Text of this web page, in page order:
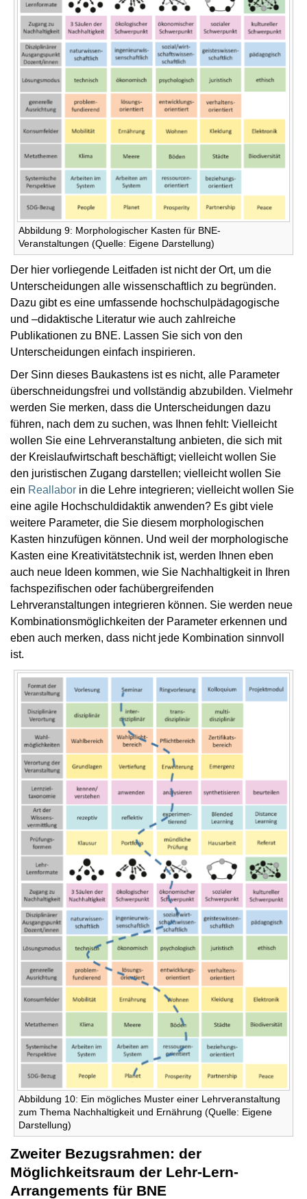
Abbildung 9: Morphologischer Kasten für BNE-
Veranstaltungen (Quelle: Eigene Darstellung)
Der hier vorliegende Leitfaden ist nicht der Ort, um die
Unterscheidungen alle wissenschaftlich zu begründen.
Dazu gibt es eine umfassende hochschulpädagogische
und –didaktische Literatur wie auch zahlreiche
Publikationen zu BNE. Lassen Sie sich von den
Unterscheidungen einfach inspirieren.
Der Sinn dieses Baukastens ist es nicht, alle Parameter
überschneidungsfrei und vollständig abzubilden. Vielmehr
werden Sie merken, dass die Unterscheidungen dazu
führen, nach dem zu suchen, was Ihnen fehlt: Vielleicht
wollen Sie eine Lehrveranstaltung anbieten, die sich mit
der Kreislaufwirtschaft beschäftigt; vielleicht wollen Sie
den juristischen Zugang darstellen; vielleicht wollen Sie
ein Reallabor in die Lehre integrieren; vielleicht wollen Sie
eine agile Hochschuldidaktik anwenden? Es gibt viele
weitere Parameter, die Sie diesem morphologischen
Kasten hinzufügen können. Und weil der morphologische
Kasten eine Kreativitätstechnik ist, werden Ihnen eben
auch neue Ideen kommen, wie Sie Nachhaltigkeit in Ihren
fachspezifischen oder fachübergreifenden
Lehrveranstaltungen integrieren können. Sie werden neue
Kombinationsmöglichkeiten der Parameter erkennen und
eben auch merken, dass nicht jede Kombination sinnvoll
ist.
Abbildung 10: Ein mögliches Muster einer Lehrveranstaltung
zum Thema Nachhaltigkeit und Ernährung (Quelle: Eigene
Darstellung)
Zweiter Bezugsrahmen: der
Möglichkeitsraum der Lehr-Lern-
Arrangements für BNE